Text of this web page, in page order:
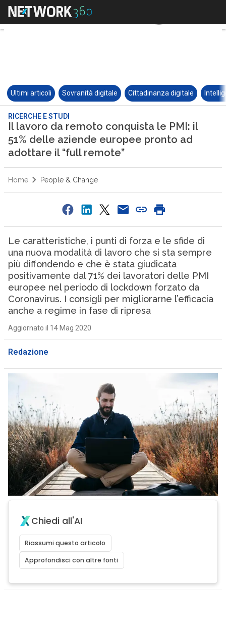
Ultimi articoli Sovranità digitale Cittadinanza digitale
RICERCHE E STUDI
Il lavoro da remoto conquista le PMI: il
51% delle aziende europee pronto ad
adottare il “full remote”
Home People & Change
Le caratteristiche, i punti di forza e le sfide di
una nuova modalità di lavoro che si sta sempre
più diffondendo e che è stata giudicata
positivamente dal 71% dei lavoratori delle PMI
europee nel periodo di lockdown forzato da
Coronavirus. I consigli per migliorarne l’efficacia
anche a regime in fase di ripresa
Aggiornato il 14 Mag 2020
Redazione
Chiedi all'AI
Riassumi questo articolo
Approfondisci con altre fonti